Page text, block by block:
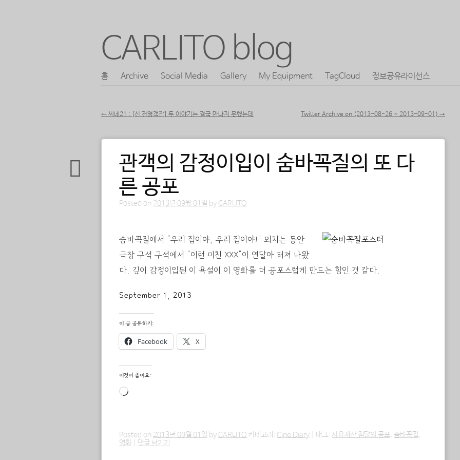
CARLITO blog
콘
바
홈 Archive Social Media Gallery My Equipment TagCloud 정보공유라이선스
포스트 내비게이션
← 씨네21 : [신 전영객잔] 두 이야기는 결국 만나지 못했는데 Twitter Archive on (2013-08-26 ~ 2013-09-01) →
관객의 감정이입이 숨바꼭질의 또 다
른 공포
Posted on 2013년 09월 01일 by CARLITO
숨바꼭질에서 “우리 집이야, 우리 집이야!” 외치는 동안
극장 구석 구석에서 “이런 미친 XXX”이 연달아 터져 나왔
다. 깊이 감정이입된 이 욕설이 이 영화를 더 공포스럽게 만드는 힘인 것 같다.
September 1, 2013
이 글 공유하기:
Facebook X
이것이 좋아요:
로
Posted on 2013년 09월 01일 by CARLITO 카테고리: Cine Diary 태그: 사유재산 침탈의 공포, 숨바꼭질,
영화
댓글 남기기